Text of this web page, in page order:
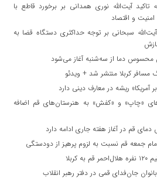
تاکید آیت‌الله نوری همدانی بر برخورد قاطع با
امنیت و اقتصاد
سبحانی بر توجه حداکثری دستگاه قضا به
دما از سه‌شنبه آغاز می‌شود
مسافر کربلا منتشر شد + ویدئو
آمریکا» ریشه در معارف دینی دارد
«چاپ» و «کفش» به هنرستان‌های قم اضافه
قم در آغاز هفته جاری ادامه دارد
جمعه قم نسبت به لزوم پرهیز از دودستگی
کربلا
جان‌فدای قمی در دفتر رهبر انقلاب